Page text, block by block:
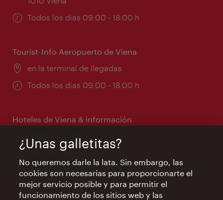
Horarios
Todos los días 09:00 - 18:00 h
Tourist-Info Aeropuerto de Viena
Lugar:
en la terminal de llegadas
Horarios
Todos los días 09:00 - 18:00 h
Hoteles de Viena & información
mail:
Teléfono:
+43-1-24 555
Horarios
de
apertura:
Lunes-Viernes 9:00 – 17:00 h
Cerrado los días festivos
¿Unas galletitas?
No queremos darle la lata. Sin embargo, las
cookies son necesarias para proporcionarte el
mejor servicio posible y para permitir el
funcionamiento de los sitios web y las